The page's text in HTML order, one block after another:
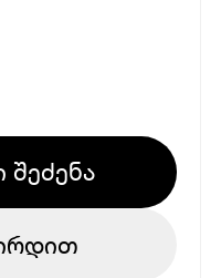
შეძენა